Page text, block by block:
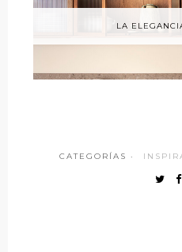
LA
CATEGORÍAS ·